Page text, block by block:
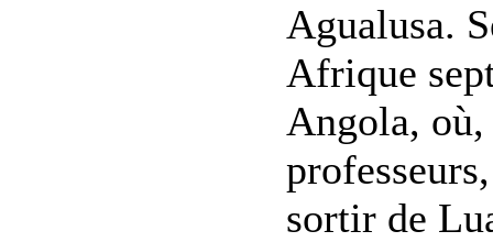
Agualusa.
Afrique
Angola,
sortir de